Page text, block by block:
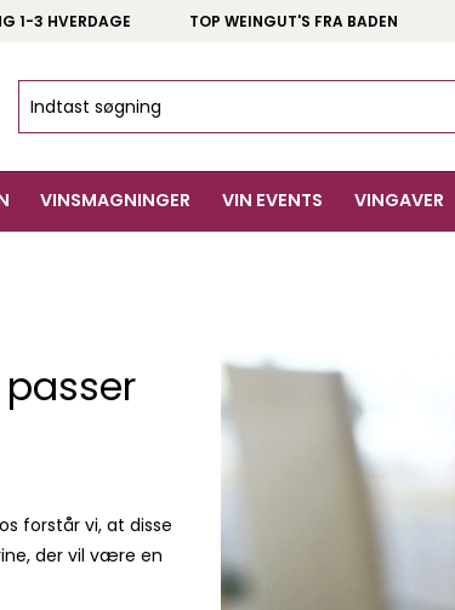
1-3 HVERDAGE TOP WEINGUT'S FRA BADEN
VINSMAGNINGER VIN EVENTS VINGAVER
forstår vi, at disse
der vil være en